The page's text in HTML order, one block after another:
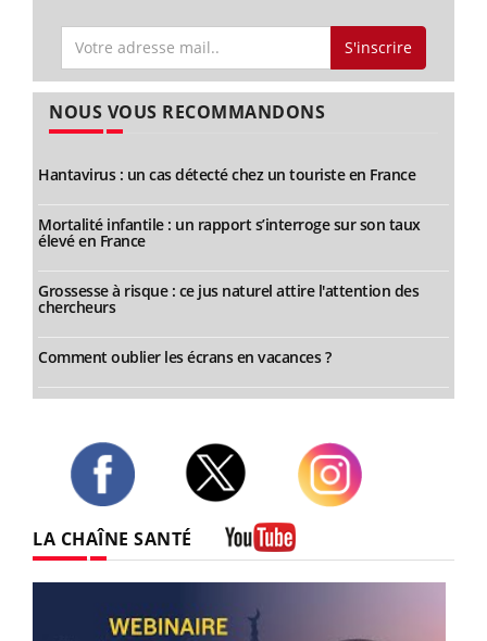
S'inscrire
NOUS VOUS RECOMMANDONS
Hantavirus : un cas détecté chez un touriste en France
Mortalité infantile : un rapport s’interroge sur son taux
élevé en France
Grossesse à risque : ce jus naturel attire l'attention des
chercheurs
Comment oublier les écrans en vacances ?
LA CHAÎNE SANTÉ